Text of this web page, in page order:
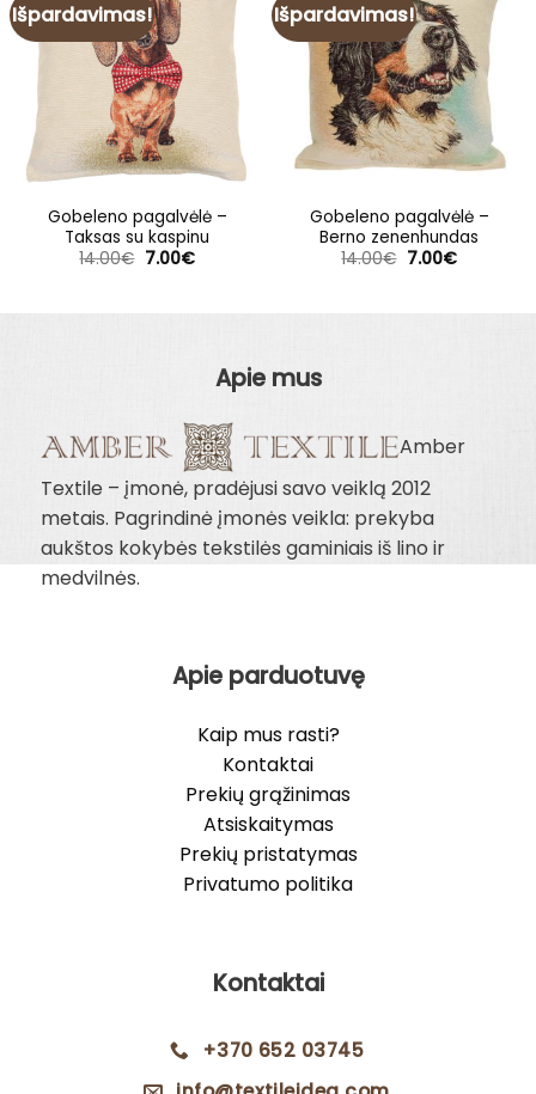
Išpardavimas!
Gobeleno pagalvėlė –
Taksas su kaspinu
14.00€ Original
7.00€Current
Išpardavimas!
Gobeleno pagalvėlė –
Berno zenenhundas
14.00€ Original
7.00€Current
Apie mus
Amber
Textile – įmonė, pradėjusi savo veiklą 2012
metais. Pagrindinė įmonės veikla: prekyba
aukštos kokybės tekstilės gaminiais iš lino ir
medvilnės.
Apie parduotuvę
Kaip mus rasti?
Kontaktai
Prekių grąžinimas
Atsiskaitymas
Prekių pristatymas
Privatumo politika
Kontaktai
+370 652 03745